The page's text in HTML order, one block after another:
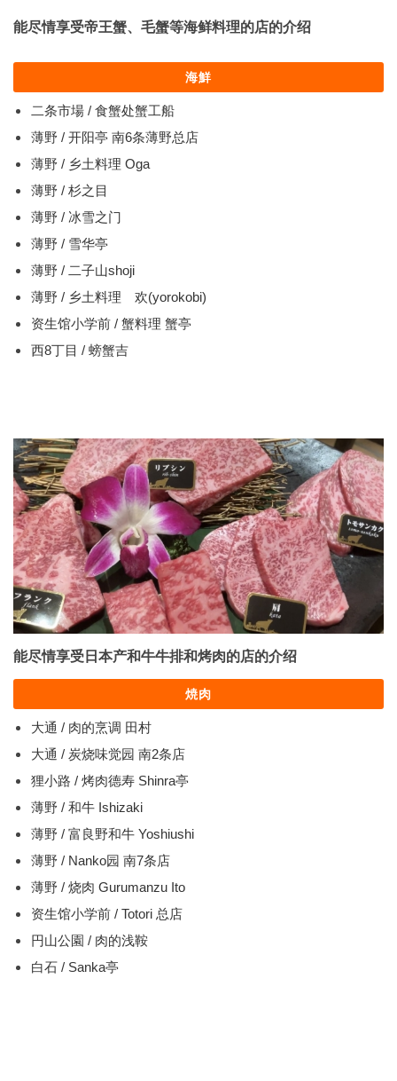
能尽情享受帝王蟹、毛蟹等海鲜料理的店的介绍
海鮮
二条市場 / 食蟹处蟹工船
薄野 / 开阳亭 南6条薄野总店
薄野 / 乡土料理 Oga
薄野 / 杉之目
薄野 / 冰雪之门
薄野 / 雪华亭
薄野 / 二子山shoji
薄野 / 乡土料理 欢(yorokobi)
资生馆小学前 / 蟹料理 蟹亭
西8丁目 / 螃蟹吉
能尽情享受日本产和牛牛排和烤肉的店的介绍
焼肉
大通 / 肉的烹调 田村
大通 / 炭烧味觉园 南2条店
狸小路 / 烤肉德寿 Shinra亭
薄野 / 和牛 Ishizaki
薄野 / 富良野和牛 Yoshiushi
薄野 / Nanko园 南7条店
薄野 / 烧肉 Gurumanzu Ito
资生馆小学前 / Totori 总店
円山公園 / 肉的浅鞍
白石 / Sanka亭